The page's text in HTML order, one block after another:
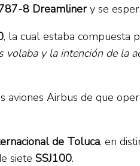
8 Dreamlinery se
, la cual estaba compuesta
volaba y la intención de la
Airbus de que
de Toluca, en
siete SSJ100.